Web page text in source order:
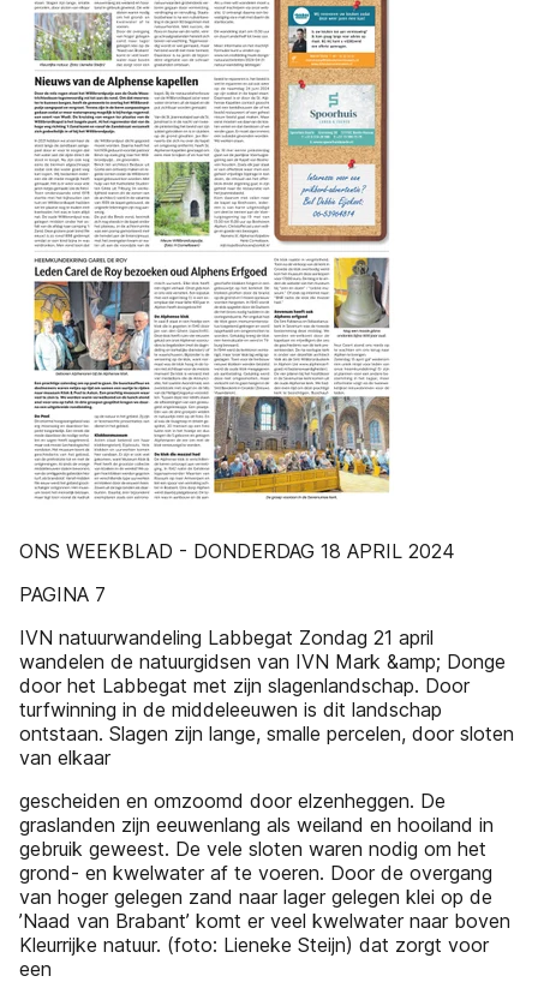
ONS WEEKBLAD - DONDERDAG 18 APRIL 2024
PAGINA 7
IVN natuurwandeling Labbegat Zondag 21 april
wandelen de natuurgidsen van IVN Mark &amp; Donge
door het Labbegat met zijn slagenlandschap. Door
turfwinning in de middeleeuwen is dit landschap
ontstaan. Slagen zijn lange, smalle percelen, door sloten
van elkaar
gescheiden en omzoomd door elzenheggen. De
graslanden zijn eeuwenlang als weiland en hooiland in
gebruik geweest. De vele sloten waren nodig om het
grond- en kwelwater af te voeren. Door de overgang
van hoger gelegen zand naar lager gelegen klei op de
’Naad van Brabant’ komt er veel kwelwater naar boven
Kleurrijke natuur. (foto: Lieneke Steijn) dat zorgt voor
een